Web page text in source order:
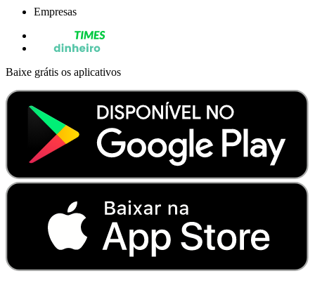
Empresas
Baixe grátis os aplicativos